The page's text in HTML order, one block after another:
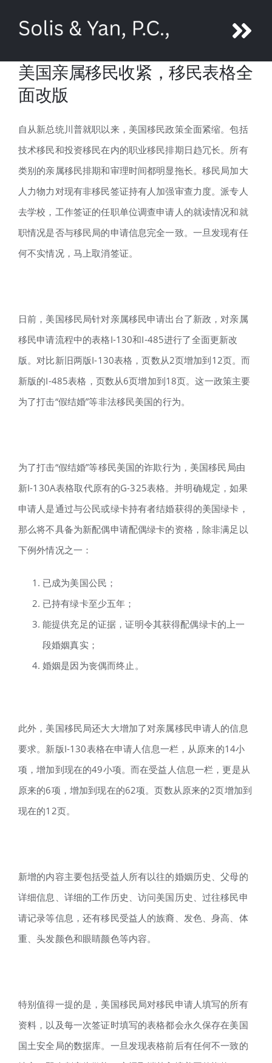
About Ni Yan
Legal Services
Media
Contact us
美国亲属移民收紧，移民表格全
面改版
自从新总统川普就职以来，美国移民政策全面紧缩。包括
技术移民和投资移民在内的职业移民排期日趋冗长。所有
类别的亲属移民排期和审理时间都明显拖长。移民局加大
人力物力对现有非移民签证持有人加强审查力度。派专人
去学校，工作签证的任职单位调查申请人的就读情况和就
职情况是否与移民局的申请信息完全一致。一旦发现有任
何不实情况，马上取消签证。
日前，美国移民局针对亲属移民申请出台了新政，对亲属
移民申请流程中的表格I-130和I-485进行了全面更新改
版。对比新旧两版I-130表格，页数从2页增加到12页。而
新版的I-485表格，页数从6页增加到18页。这一政策主要
为了打击“假结婚”等非法移民美国的行为。
为了打击“假结婚”等移民美国的诈欺行为，美国移民局由
新I-130A表格取代原有的G-325表格。并明确规定，如果
申请人是通过与公民或绿卡持有者结婚获得的美国绿卡，
那么将不具备为新配偶申请配偶绿卡的资格，除非满足以
下例外情况之一：
已成为美国公民；
已持有绿卡至少五年；
能提供充足的证据，证明令其获得配偶绿卡的上一
段婚姻真实；
婚姻是因为丧偶而终止。
此外，美国移民局还大大增加了对亲属移民申请人的信息
要求。新版I-130表格在申请人信息一栏，从原来的14小
项，增加到现在的49小项。而在受益人信息一栏，更是从
原来的6项，增加到现在的62项。页数从原来的2页增加到
现在的12页。
新增的内容主要包括受益人所有以往的婚姻历史、父母的
详细信息、详细的工作历史、访问美国历史、过往移民申
请记录等信息，还有移民受益人的族裔、发色、身高、体
重、头发颜色和眼睛颜色等内容。
特别值得一提的是，美国移民局对移民申请人填写的所有
资料，以及每一次签证时填写的表格都会永久保存在美国
国土安全局的数据库。一旦发现表格前后有任何不一致的